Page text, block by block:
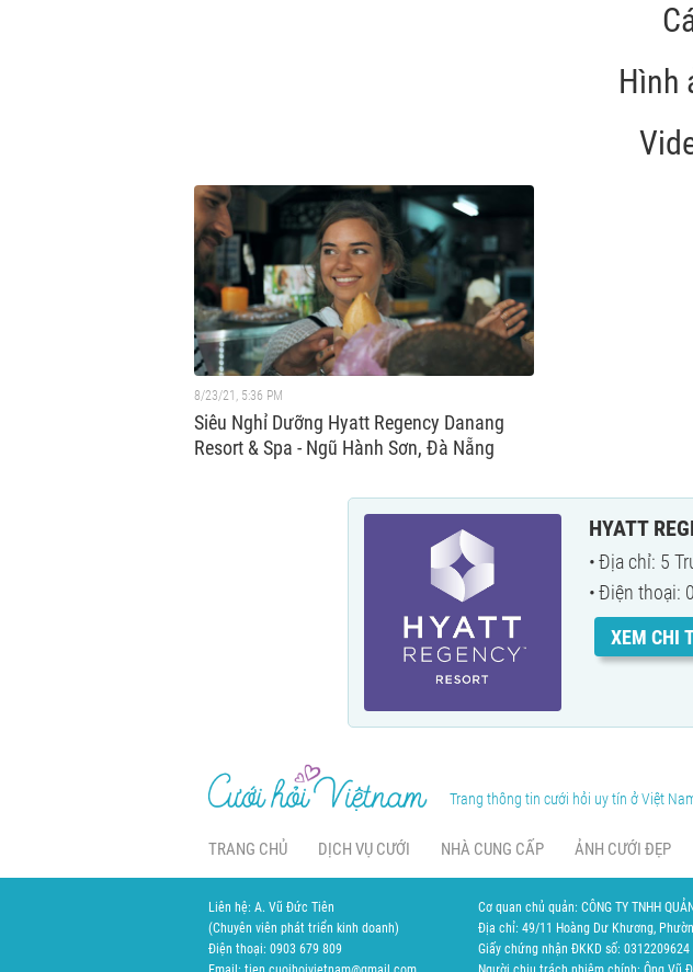
Hình
8/23/21, 5:36 PM
Siêu Nghỉ Dưỡng Hyatt Regency Danang
Resort & Spa - Ngũ Hành Sơn, Đà Nẵng
HYATT
Địa chỉ: 5
Điện thoại:
XEM CHI
Trang thông tin cưới hỏi uy tín ở Việt
TRANG CHỦ DỊCH VỤ CƯỚI NHÀ CUNG CẤP ẢNH CƯỚI ĐẸP
Liên hệ: A. Vũ Đức Tiên
(Chuyên viên phát triển kinh doanh)
Điện thoại: 0903 679 809
Cơ quan chủ quản: CÔNG TY TNHH
Địa chỉ: 49/11 Hoàng Dư Khương,
Giấy chứng nhận ĐKKD số: